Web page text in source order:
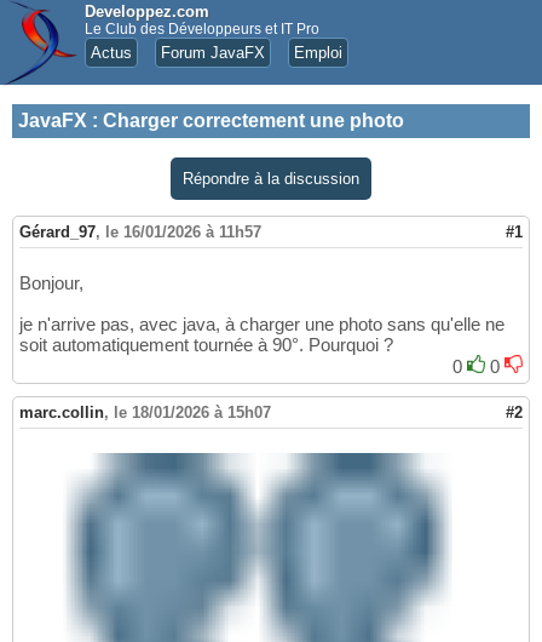
Developpez.com
Le Club des Développeurs et IT Pro
Actus Forum JavaFX Emploi
JavaFX : Charger correctement une photo
Répondre à la discussion
Gérard_97, le 16/01/2026 à 11h57 #1
Bonjour,
je n'arrive pas, avec java, à charger une photo sans qu'elle ne
soit automatiquement tournée à 90°. Pourquoi ?
0
0
marc.collin, le 18/01/2026 à 15h07 #2